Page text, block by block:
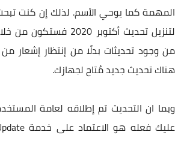
المهمة كما يوحي الأسم. لذلك إن كنت
لتنزيل تحديث أكتوبر
من وجود تحديثات بدلًا من إنتظار إشعار
هناك تحديث جديد مُتاح لجهازك.
وبما ان التحديث تم إطلاقه لعامة